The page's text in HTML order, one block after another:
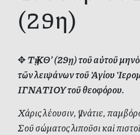
(29η)
✥Τῇ ΚΘ’ (29ῃ) τοῦ αὐτοῦ
τῶν λειψάνων τοῦ Ἁγίου
ΙΓΝΑΤΙΟΥ τοῦ θεοφόρου.
Χάρις λέουσιν, Ἰγνάτιε,
Σοῦ σώματος λιποῦσι καὶ